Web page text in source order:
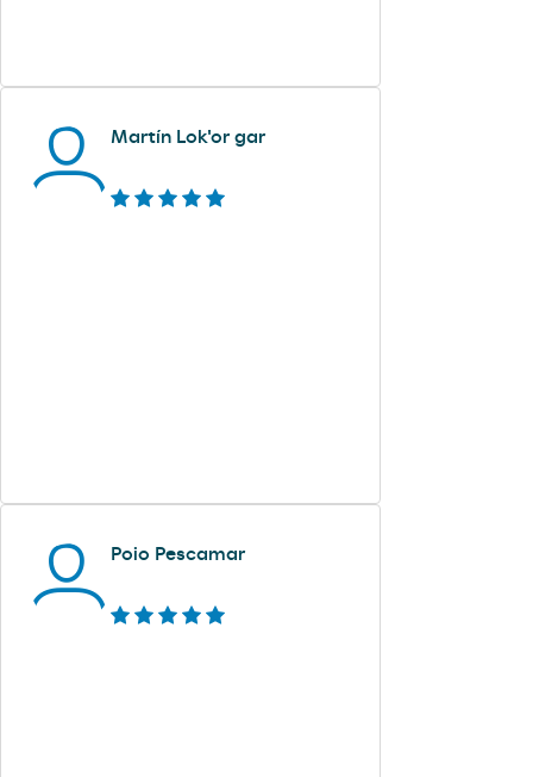
Martín Lok'or gar
Poio Pescamar